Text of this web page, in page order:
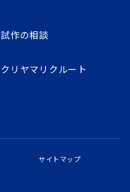
試作の相談
クリヤマリクルート
サイトマップ